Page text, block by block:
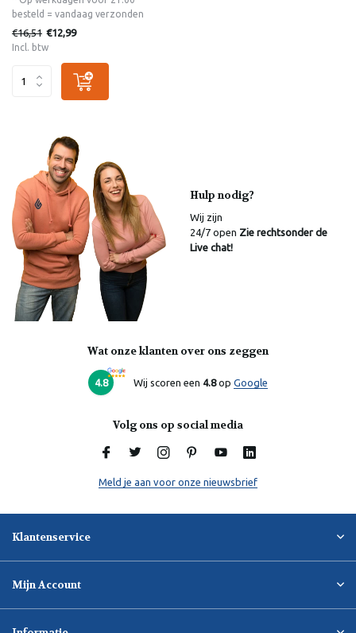
besteld = vandaag verzonden
€16,51 €12,99
Incl. btw
Hulp nodig?
Wij zijn
24/7 open Zie rechtsonder de
Live chat!
Wat onze klanten over ons zeggen
4.8 Wij scoren een 4.8op Google
Volg ons op social media
Meld je aan voor onze nieuwsbrief
Klantenservice
Mijn Account
Online